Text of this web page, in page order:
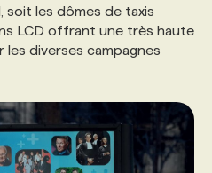
soit les dômes de taxis
LCD offrant une très haute
diverses campagnes